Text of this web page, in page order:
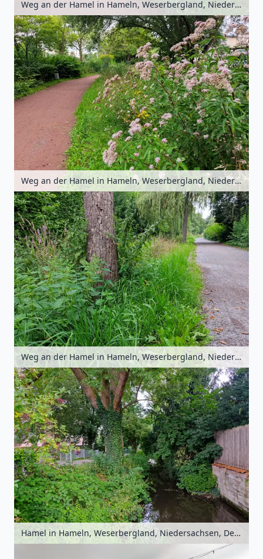
Weg an der Hamel in Hameln, Weserbergland, Niedersachsen, Deutschland
Weg an der Hamel in Hameln, Weserbergland, Niedersachsen, Deutschland
Weg an der Hamel in Hameln, Weserbergland, Niedersachsen, Deutschland
Hamel in Hameln, Weserbergland, Niedersachsen, Deutschland